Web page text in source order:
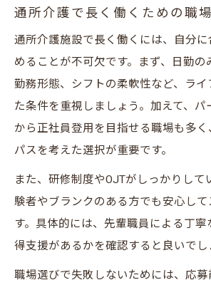
通所介護で長く働くための職
通所介護施設で長く働くには、自分
めることが不可欠です。まず、日勤の
勤務形態、シフトの柔軟性など、ライ
た条件を重視しましょう。加えて、パ
から正社員登用を目指せる職場も多
パスを考えた選択が重要です。
また、研修制度やOJTがしっかりして
験者やブランクのある方でも安心して
す。具体的には、先輩職員による丁
得支援があるかを確認すると良いでし
職場選びで失敗しないためには、応